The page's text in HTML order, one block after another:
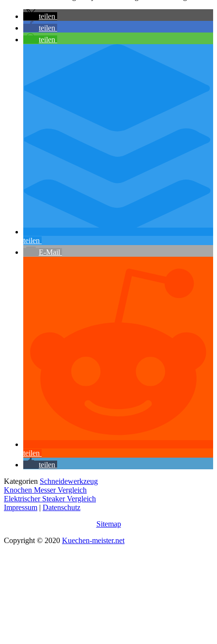
teilen
teilen
teilen
teilen
E-Mail
teilen
teilen
Kategorien Schneidewerkzeug
Knochen Messer Vergleich
Elektrischer Steaker Vergleich
Impressum | Datenschutz
Sitemap
Copyright © 2020 Kuechen-meister.net